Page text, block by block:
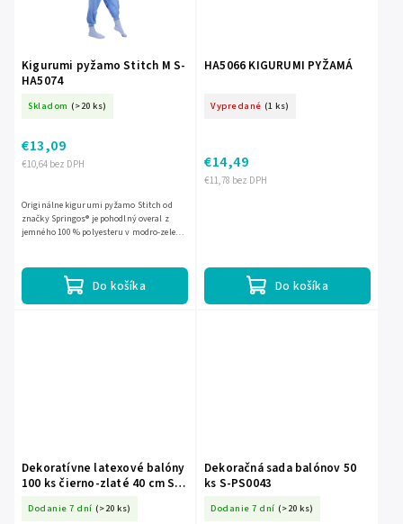
Kigurumi pyžamo Stitch M S-
HA5074
Skladom (>20 ks)
€10,64 bez DPH
€13,09
Do košíka
Originálne kigurumi pyžamo Stitch od
značky Springos® je pohodlný overal z
jemného 100 % polyesteru v modro-zeleno-
HA5066 KIGURUMI PYŽAMÁ
Vypredané (1 ks)
€11,78 bez DPH
€14,49
Do košíka
Dekoratívne latexové balóny
100 ks čierno-zlaté 40 cm S-
Dodanie 7 dní (>20 ks)
Dekoračná sada balónov 50
ks S-PS0043
Dodanie 7 dní (>20 ks)